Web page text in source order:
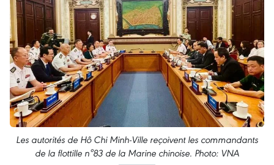
Les autorités de Hô Chi Minh-Ville reçoivent les commandants
de la flottille n°83 de la Marine chinoise. Photo: VNA